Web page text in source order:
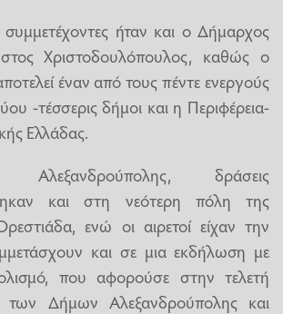
ήταν και ο Δήμαρχος
Χριστοδουλόπουλος, καθώς ο
έναν από τους πέντε ενεργούς
-τέσσερις δήμοι και η Περιφέρεια-
Ελλάδας.
δράσεις
και στη νεότερη πόλη της
ενώ οι αιρετοί είχαν την
και σε μια εκδήλωση με
που αφορούσε στην τελετή
των Δήμων Αλεξανδρούπολης και